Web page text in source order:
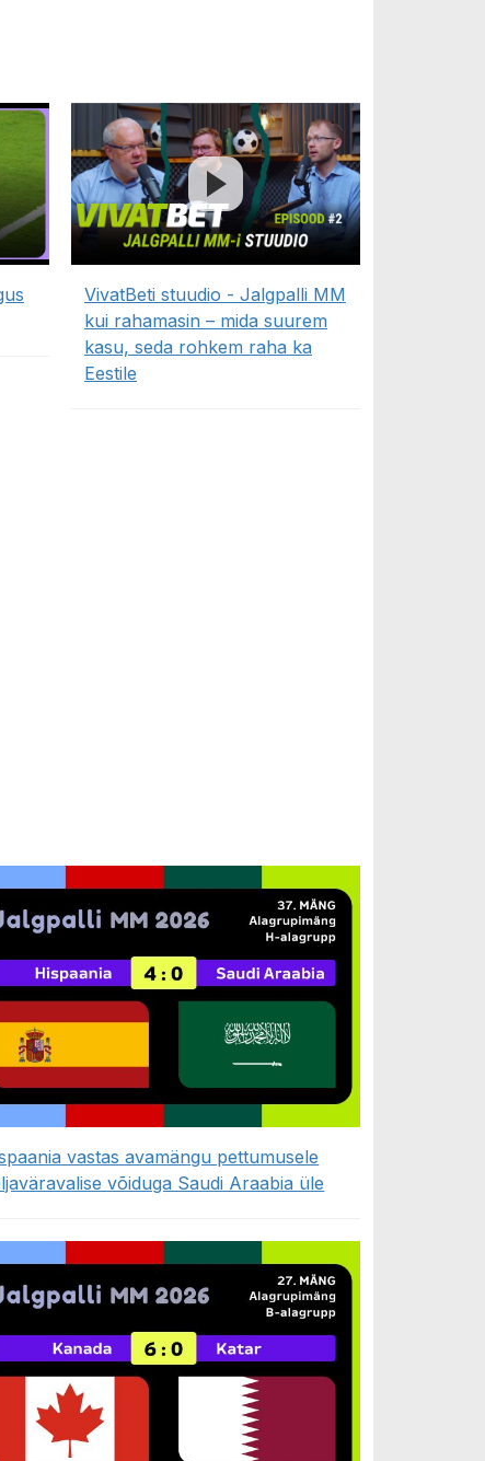
VivatBeti stuudio - Jalgpalli MM
kui rahamasin – mida suurem
kasu, seda rohkem raha ka
Eestile
vastas avamängu pettumusele
võiduga Saudi Araabia üle